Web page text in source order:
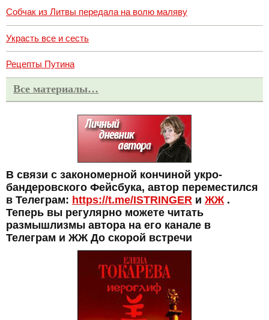
Собчак из Литвы передала на волю маляву
Украсть все и сесть
Рецепты Путина
Все материалы…
В связи с закономерной кончиной укро-
бандеровского Фейсбука, автор переместился
в Телеграм: https://t.me/ISTRINGER и ЖЖ .
Теперь вы регулярно можете читать
размышлизмы автора на его канале в
Телеграм и ЖЖ До скорой встречи